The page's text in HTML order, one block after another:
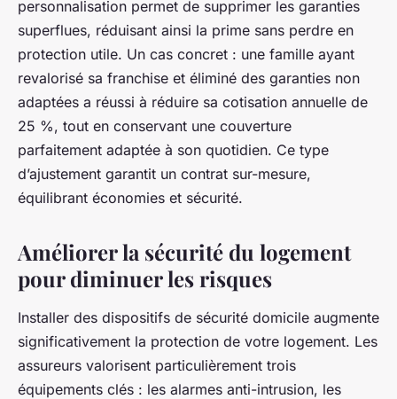
personnalisation permet de supprimer les garanties
superflues, réduisant ainsi la prime sans perdre en
protection utile. Un cas concret : une famille ayant
revalorisé sa franchise et éliminé des garanties non
adaptées a réussi à réduire sa cotisation annuelle de
25 %, tout en conservant une couverture
parfaitement adaptée à son quotidien. Ce type
d’ajustement garantit un contrat sur-mesure,
équilibrant économies et sécurité.
Améliorer la sécurité du logement
pour diminuer les risques
Installer des dispositifs de sécurité domicile augmente
significativement la protection de votre logement. Les
assureurs valorisent particulièrement trois
équipements clés : les alarmes anti-intrusion, les